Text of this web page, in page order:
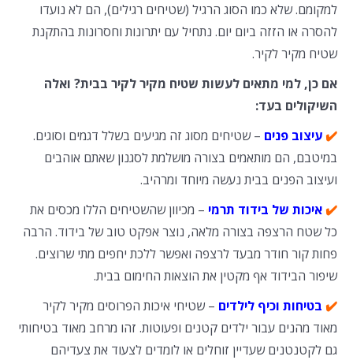
למקומם. שלא כמו הסוג הרגיל (שטיחים רגילים), הם לא נועדו
להסרה או הזזה ביום יום. נתחיל עם יתרונות וחסרונות בהתקנת
שטיח מקיר לקיר.
אם כן, למי מתאים לעשות שטיח מקיר לקיר בבית? ואלה
השיקולים בעד:
✔️עיצוב פנים – שטיחים מסוג זה מגיעים בשלל דגמים וסוגים.
במיטבם, הם מותאמים בצורה מושלמת לסגנון שאתם אוהבים
ועיצוב הפנים בבית נעשה מיוחד ומרהיב.
✔️איכות של בידוד תרמי – מכיוון שהשטיחים הללו מכסים את
כל שטח הרצפה בצורה מלאה, נוצר אפקט טוב של בידוד. הרבה
פחות קור חודר מבעד לרצפה ואפשר ללכת יחפים מתי שרוצים.
שיפור הבידוד אף מקטין את הוצאות החימום בבית.
✔️ בטיחות וכיף לילדים – שטיחי איכות הפרוסים מקיר לקיר
מאוד מהנים עבור ילדים קטנים ופעוטות. זהו מרחב מאוד בטיחותי
גם לקטנטנים שעדיין זוחלים או לומדים לצעוד את צעדיהם